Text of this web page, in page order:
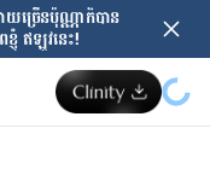
យ​ច្រើនប៉ុណ្ណាក៏បាន
ឥឡូវនេះ!